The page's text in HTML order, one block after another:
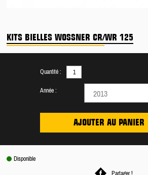
KITS BIELLES WOSSNER CR/WR 125
Quantité :
Année : 2013
AJOUTER AU PANIER
Disponible
Partager !